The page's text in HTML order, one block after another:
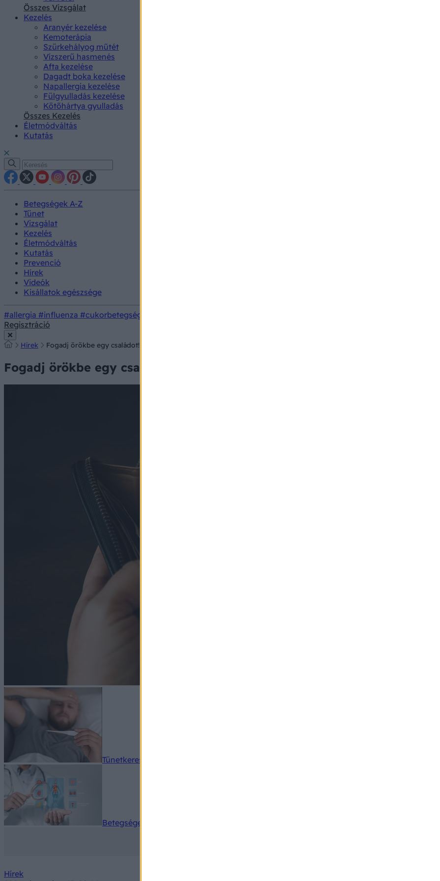
Összes Vizsgálat
Kezelés
Aranyér kezelése
Kemoterápia
Szürkehályog műtét
Vízszerű hasmenés
Afta kezelése
Dagadt boka kezelése
Napallergia kezelése
Fülgyulladás kezelése
Kötőhártya gyulladás
Összes Kezelés
Életmódváltás
Kutatás
Betegségek A-Z
Tünet
Vizsgálat
Kezelés
Életmódváltás
Kutatás
Prevenció
Hírek
Videók
Kisállatok egészsége
#allergia #influenza #cukorbetegség
Regisztráció
Hírek Fogadj örökbe egy családot! - így segíthet a rászorulókon
Fogadj örökbe egy családot! - így segíthet a rászorulókon
Tünetkereső
Betegségek A-Z
Hírek